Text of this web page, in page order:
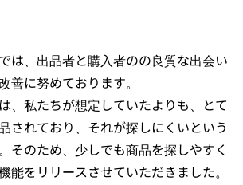
は、出品者と購入者のの良質な出会い
善に努めております。
、私たちが想定していたよりも、とて
されており、それが探しにくいという
そのため、少しでも商品を探しやすく
能をリリースさせていただきました。